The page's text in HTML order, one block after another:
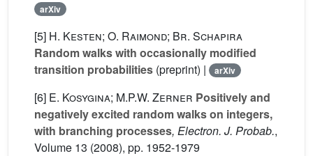
arXiv
[5] H. Kesten; O. Raimond; Br. Schapira
Random walks with occasionally modified
transition probabilities (preprint) | arXiv
[6] E. Kosygina; M.P.W. Zerner Positively and
negatively excited random walks on integers,
with branching processes, Electron. J. Probab.,
Volume 13 (2008), pp. 1952-1979